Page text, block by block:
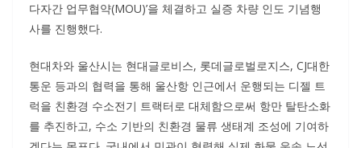
다자간 업무협약(MOU)’을 체결하고 실증 차량 인도 기념행
사를 진행했다.
현대차와 울산시는 현대글로비스, 롯데글로벌로지스, CJ대한
통운 등과의 협력을 통해 울산항 인근에서 운행되는 디젤 트
럭을 친환경 수소전기 트랙터로 대체함으로써 항만 탈탄소화
를 추진하고, 수소 기반의 친환경 물류 생태계 조성에 기여하